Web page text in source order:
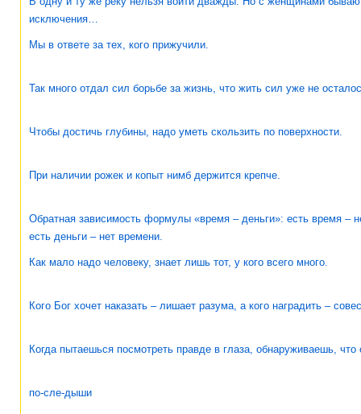
исключения…
Мы в ответе за тех, кого прижучили.
Так много отдал сил борьбе за жизнь, что жить сил уже не
Чтобы достичь глубины, надо уметь скользить по поверхности.
При наличии рожек и копыт нимб держится крепче.
Обратная зависимость формулы «время – деньги»: есть время –
есть деньги – нет времени.
Как мало надо человеку, знает лишь тот, у кого всего много.
Кого Бог хочет наказать – лишает разума, а кого наградить –
Когда пытаешься посмотреть правде в глаза, обнаруживаешь, что
по-сле-дыши